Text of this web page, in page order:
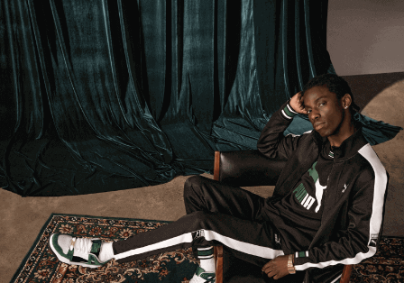
SNEAKERS
TOP/ スニーカートップ
BRANDS / ブランドから探す
COLORS/ カラーで探す
CALENDAR/ 発売日カレンダー
STYLES